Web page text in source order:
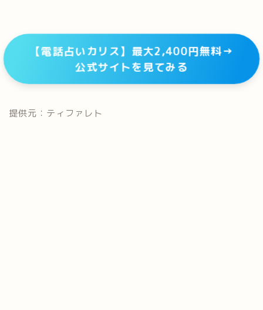
【電話占いカリス】最大2,400円無料→
公式サイトを見てみる
提供元：ティファレト